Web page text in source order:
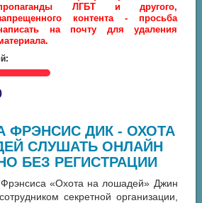
ЛГБТ и другого,
контента - просьба
на почту для удаления
ФРЭНСИС ДИК - ОХОТА
СЛУШАТЬ ОНЛАЙН
БЕЗ РЕГИСТРАЦИИ
Фрэнсиса «Охота на лошадей» Джин
секретной организации,